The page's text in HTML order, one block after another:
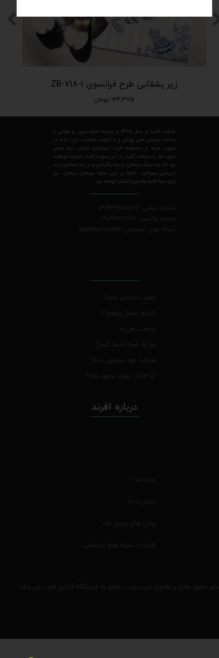
زیر بشقابی طرح فرانسوی ZB-718-1
۱۴۴,۳۷۵ تومان
شرکت افرند از سال 1388 در زمینه دکوراسیون و طراحی و
ساخت مبلمان های ژورنالی و با کیفیت فعالیت دارد. شما در
صورت خرید از مجموعه افرند، میتوانید طراحی سه بعدی
منزل خود را دریافت کنید. در این صورت کاملا متوجه خواهید
بود که چه سبک مبلمان، با چه رنگبندی و در چه تعدادی باید
خریداری بفرمایید. علاوه بر این، نحوه چیدمان مبلمان نیز
برای شما کاملا واضح و آشکار خواهد بود.
شماره تماس: 04133355577
شماره واتسپ: 09031237209
شبکه های اجتماعی: afrand.home
@
چطور سفارش بدم؟
شرایط ارسال چطوره؟
پرداخت هزینه
چرا به شما اعتماد کنم؟
ضمانت چه شرایطی داره؟
آیا امکان عودت وجود داره؟
حقوق مادی و معنوی این سایت متعلق به فروشگاه آنلاین افرند می باشد.
درباره افرند
درباره ما
تماس با ما
روش های ارسال کالا
افرند در شبکه های اجتماعی